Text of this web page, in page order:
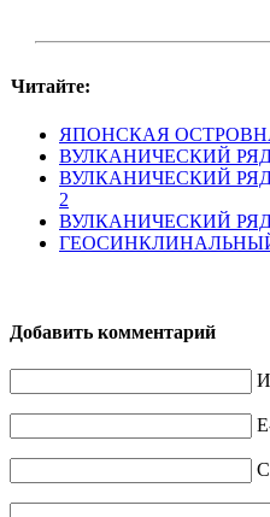
Читайте:
ЯПОНСКАЯ
ВУЛКАНИЧЕСКИЙ
ВУЛКАНИЧЕСКИЙ
2
ВУЛКАНИЧЕСКИЙ
Добавить комментарий